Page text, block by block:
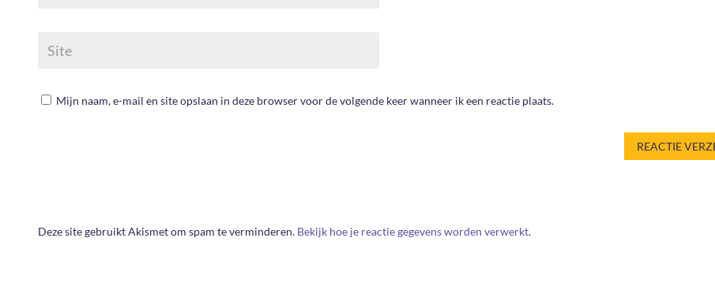
Mijn naam, e-mail en site opslaan in deze browser voor de volgende keer wanneer ik een reactie plaats.
Deze site gebruikt Akismet om spam te verminderen. Bekijk hoe je reactie gegevens worden verwerkt.